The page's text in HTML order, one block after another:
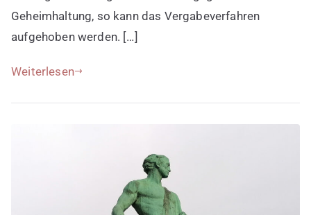
Geheimhaltung, so kann das Vergabeverfahren
aufgehoben werden. […]
Weiterlesen